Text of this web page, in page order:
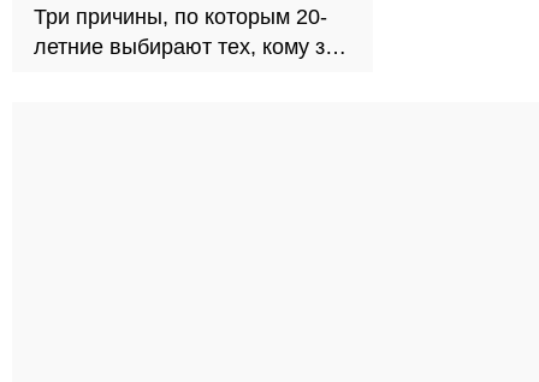
Три причины, по которым 20-
летние выбирают тех, кому за